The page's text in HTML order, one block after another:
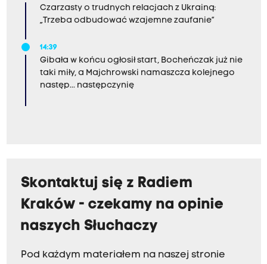
Czarzasty o trudnych relacjach z Ukrainą:
„Trzeba odbudować wzajemne zaufanie”
14:39
Gibała w końcu ogłosił start, Bocheńczak już nie
taki miły, a Majchrowski namaszcza kolejnego
następ... następczynię
Skontaktuj się z Radiem
Kraków - czekamy na opinie
naszych Słuchaczy
Pod każdym materiałem na naszej stronie